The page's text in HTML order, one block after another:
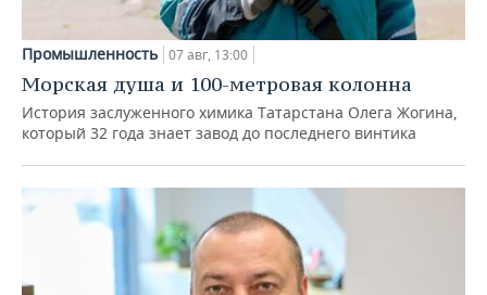
Промышленность 07 авг, 13:00
Морская душа и 100-метровая колонна
История заслуженного химика Татарстана Олега Жогина,
который 32 года знает завод до последнего винтика